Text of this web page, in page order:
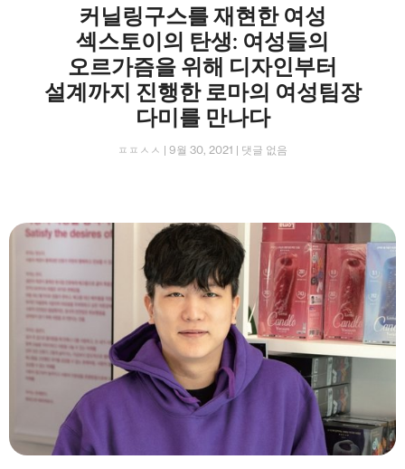
커닐링구스를 재현한 여성
섹스토이의 탄생: 여성들의
오르가즘을 위해 디자인부터
설계까지 진행한 로마의 여성팀장
다미를 만나다
ㅍㅍㅅㅅ 9월 30, 2021 댓글 없음